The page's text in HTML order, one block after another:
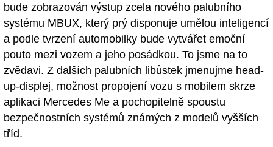
bude zobrazován výstup zcela nového palubního
systému MBUX, který prý disponuje umělou inteligencí
a podle tvrzení automobilky bude vytvářet emoční
pouto mezi vozem a jeho posádkou. To jsme na to
zvědavi. Z dalších palubních libůstek jmenujme head-
up-displej, možnost propojení vozu s mobilem skrze
aplikaci Mercedes Me a pochopitelně spoustu
bezpečnostních systémů známých z modelů vyšších
tříd.